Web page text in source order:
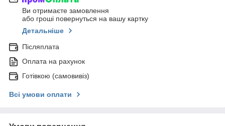
Ви отримаєте замовлення
або гроші повернуться на вашу картку
Детальніше
Післяплата
Оплата на рахунок
Готівкою (самовивіз)
Всі умови оплати